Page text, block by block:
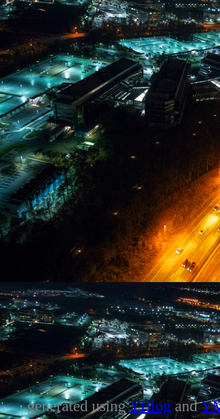
generated usingYBlog and